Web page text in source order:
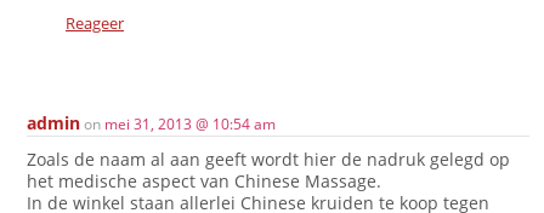
Reageer
adminon mei 31, 2013 @ 10:54 am
Zoals de naam al aan geeft wordt hier de nadruk gelegd op
het medische aspect van Chinese Massage.
In de winkel staan allerlei Chinese kruiden te koop tegen